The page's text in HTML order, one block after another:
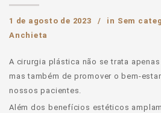
1 de agosto de 2023 in Sem
Anchieta
A cirurgia plástica não se trata apenas
mas também de promover o bem-
nossos pacientes.
Além dos benefícios estéticos